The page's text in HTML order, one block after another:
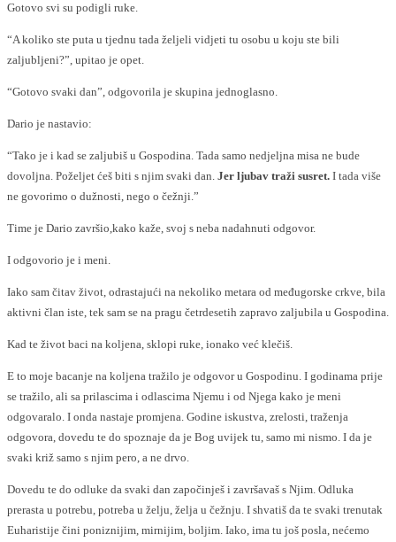
Gotovo svi su podigli ruke.
“A koliko ste puta u tjednu tada željeli vidjeti tu osobu u koju ste bili
zaljubljeni?”, upitao je opet.
“Gotovo svaki dan”, odgovorila je skupina jednoglasno.
Dario je nastavio:
“Tako je i kad se zaljubiš u Gospodina. Tada samo nedjeljna misa ne bude
dovoljna. Poželjet ćeš biti s njim svaki dan. Jer ljubav traži susret. I tada više
ne govorimo o dužnosti, nego o čežnji.”
Time je Dario završio,kako kaže, svoj s neba nadahnuti odgovor.
I odgovorio je i meni.
Iako sam čitav život, odrastajući na nekoliko metara od međugorske crkve, bila
aktivni član iste, tek sam se na pragu četrdesetih zapravo zaljubila u Gospodina.
Kad te život baci na koljena, sklopi ruke, ionako već klečiš.
E to moje bacanje na koljena tražilo je odgovor u Gospodinu. I godinama prije
se tražilo, ali sa prilascima i odlascima Njemu i od Njega kako je meni
odgovaralo. I onda nastaje promjena. Godine iskustva, zrelosti, traženja
odgovora, dovedu te do spoznaje da je Bog uvijek tu, samo mi nismo. I da je
svaki križ samo s njim pero, a ne drvo.
Dovedu te do odluke da svaki dan započinješ i završavaš s Njim. Odluka
prerasta u potrebu, potreba u želju, želja u čežnju. I shvatiš da te svaki trenutak
Euharistije čini poniznijim, mirnijim, boljim. Iako, ima tu još posla, nećemo